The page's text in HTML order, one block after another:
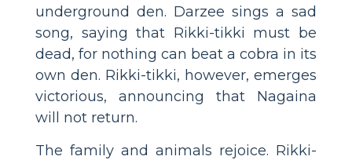
underground den. Darzee sings a sad
song, saying that Rikki-tikki must be
dead, for nothing can beat a cobra in its
own den. Rikki-tikki, however, emerges
victorious, announcing that Nagaina
will not return.
The family and animals rejoice. Rikki-